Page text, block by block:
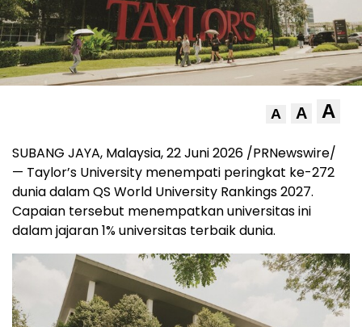
A A A
SUBANG JAYA, Malaysia, 22 Juni 2026 /PRNewswire/
— Taylor’s University menempati peringkat ke-272
dunia dalam QS World University Rankings 2027.
Capaian tersebut menempatkan universitas ini
dalam jajaran 1% universitas terbaik dunia.